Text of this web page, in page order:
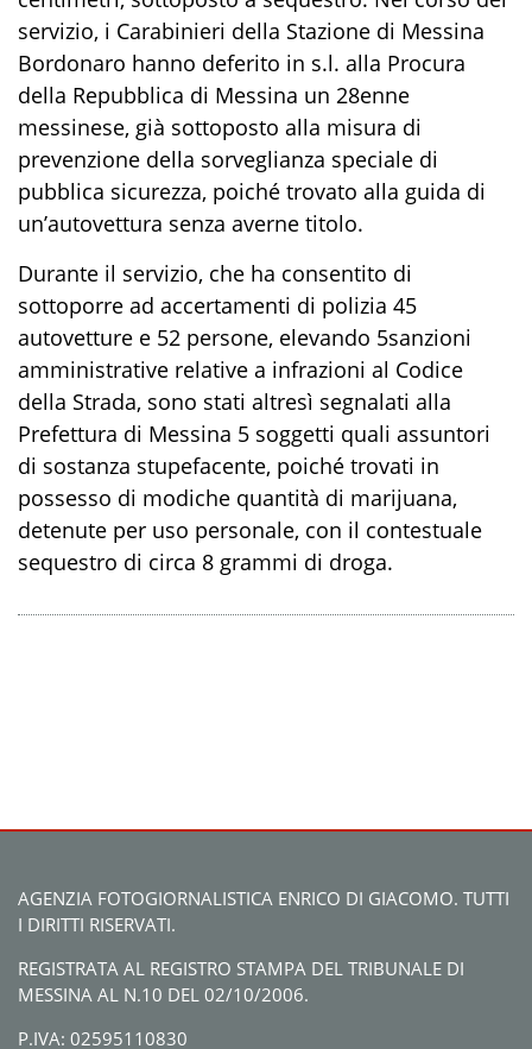
servizio, i Carabinieri della Stazione di Messina
Bordonaro hanno deferito in s.l. alla Procura
della Repubblica di Messina un 28enne
messinese, già sottoposto alla misura di
prevenzione della sorveglianza speciale di
pubblica sicurezza, poiché trovato alla guida di
un’autovettura senza averne titolo.
Durante il servizio, che ha consentito di
sottoporre ad accertamenti di polizia 45
autovetture e 52 persone, elevando 5sanzioni
amministrative relative a infrazioni al Codice
della Strada, sono stati altresì segnalati alla
Prefettura di Messina 5 soggetti quali assuntori
di sostanza stupefacente, poiché trovati in
possesso di modiche quantità di marijuana,
detenute per uso personale, con il contestuale
sequestro di circa 8 grammi di droga.
AGENZIA FOTOGIORNALISTICA ENRICO DI GIACOMO. TUTTI
I DIRITTI RISERVATI.
REGISTRATA AL REGISTRO STAMPA DEL TRIBUNALE DI
MESSINA AL N.10 DEL 02/10/2006.
P.IVA: 02595110830